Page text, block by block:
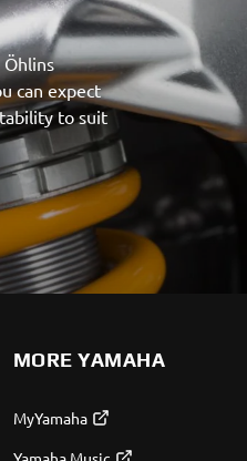
can expect
to suit
MORE YAMAHA
MyYamaha